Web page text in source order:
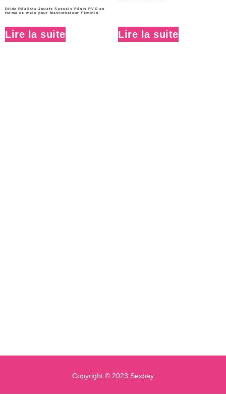
Dildo Réaliste Jouets Sexuels Pénis PVC en
forme de main pour Masturbateur Féminin
Lire la suite Lire la suite
Copyright © 2023 Sexbay